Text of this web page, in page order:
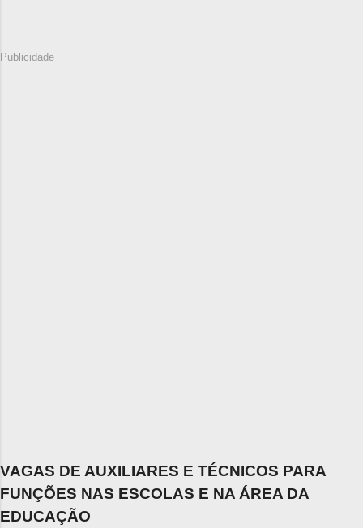
Publicidade
VAGAS DE AUXILIARES E TÉCNICOS PARA
FUNÇÕES NAS ESCOLAS E NA ÁREA DA
EDUCAÇÃO